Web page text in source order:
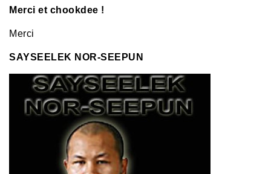
Merci et chookdee !
Merci
SAYSEELEK NOR-SEEPUN